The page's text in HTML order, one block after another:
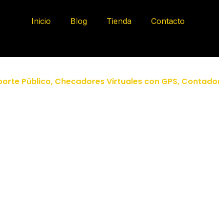
Inicio Blog Tienda Contacto
Público, Checadores Virtuales con GPS,